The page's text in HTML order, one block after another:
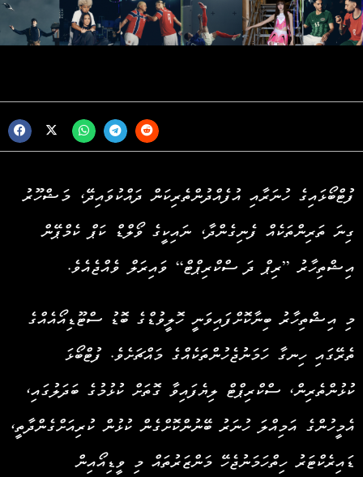
ފުޓްބޯޅައިގެ ހުނަރާއި އުފެއްދުންތެރިކަން ދައްކުވައިދޭ، މަޝްހޫރު
ގިނަ ތަރިންތަކެއް ފެނިގެންދާ، ނައިކީގެ ވޯލްޑް ކަޕް ކެމްޕޭން
އިޝްތިހާރު ”ރިޕް ދަ ސްކްރިޕްޓް“ ވައިރަލް ވެއްޖެއެވެ.
މި އިޝްތިހާރު ބިނާކޮށްފައިވަނީ ހޮލީވުޑްގެ ބޮޑު ސްޓޫޑިއޯއެއްގެ
ތެރޭގައި ހިނގާ ހަމަނުޖެހުންތަކެއްގެ މައްޗަށެވެ. ފުޓްބޯޅަ
ކުޅުންތެރިން، ސްކްރިޕްޓް ލިޔެފައިވާ ގޮތަށް ކުޅުމުގެ ބަދަލުގައި،
އެމީހުންގެ އަމިއްލަ ހުނަރު ބޭނުންކޮށްގެން ކުޅުން ކުރިއަށްގެންދާތީ،
ޑައިރެކްޓަރު ހިތްހަމަނުޖެހޭ މަންޒަރުތައް މި ވީޑިއޯއިން